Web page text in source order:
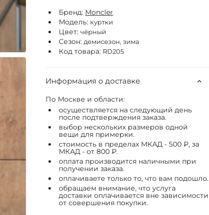
Бренд: Moncler
Модель: куртки
Цвет: чёрный
Сезон: демисезон, зима
Код товара: RD205
Информация о доставке
По Москве и области:
осуществляется на следующий день
после подтверждения заказа.
выбор нескольких размеров одной
вещи для примерки.
стоимость в пределах МКАД - 500 ₽, за
МКАД - от 800 ₽.
оплата производится наличными при
получении заказа.
оплачиваете только то, что вам подошло.
обращаем внимание, что услуга
доставки оплачивается вне зависимости
от совершения покупки.